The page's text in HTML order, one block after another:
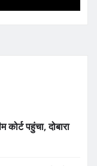
पहुंचा, दोबारा